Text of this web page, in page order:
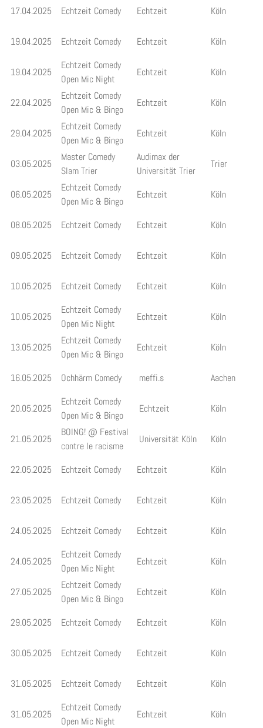
17.04.2025 Echtzeit Comedy Echtzeit Köln
19.04.2025 Echtzeit Comedy Echtzeit Köln
19.04.2025
Echtzeit Comedy
Open Mic Night
Echtzeit Köln
22.04.2025
Echtzeit Comedy
Open Mic & Bingo
Echtzeit Köln
29.04.2025
Echtzeit Comedy
Open Mic & Bingo
Echtzeit Köln
03.05.2025
Master Comedy
Slam Trier
Audimax der
Universität Trier
Trier
06.05.2025
Echtzeit Comedy
Open Mic & Bingo
Echtzeit Köln
08.05.2025 Echtzeit Comedy Echtzeit Köln
09.05.2025 Echtzeit Comedy Echtzeit Köln
10.05.2025 Echtzeit Comedy Echtzeit Köln
10.05.2025
Echtzeit Comedy
Open Mic Night
Echtzeit Köln
13.05.2025
Echtzeit Comedy
Open Mic & Bingo
Echtzeit Köln
16.05.2025 Ochhärm Comedy meffi.s Aachen
20.05.2025
Echtzeit Comedy
Open Mic & Bingo
Echtzeit Köln
21.05.2025
BOING! @ Festival
contre le racisme
Universität Köln Köln
22.05.2025 Echtzeit Comedy Echtzeit Köln
23.05.2025 Echtzeit Comedy Echtzeit Köln
24.05.2025 Echtzeit Comedy Echtzeit Köln
24.05.2025
Echtzeit Comedy
Open Mic Night
Echtzeit Köln
27.05.2025
Echtzeit Comedy
Open Mic & Bingo
Echtzeit Köln
29.05.2025 Echtzeit Comedy Echtzeit Köln
30.05.2025 Echtzeit Comedy Echtzeit Köln
31.05.2025 Echtzeit Comedy Echtzeit Köln
31.05.2025
Echtzeit Comedy
Open Mic Night
Echtzeit Köln